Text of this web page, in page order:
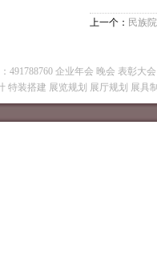
上一个： 民族
491788760 企业年会 晚会 表彰
特装搭建 展览规划 展厅规划 展具